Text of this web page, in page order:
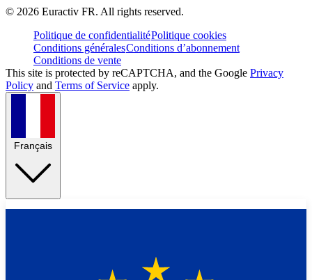
© 2026 Euractiv FR. All rights reserved.
Politique de confidentialitéPolitique cookies
Conditions généralesConditions d’abonnement
Conditions de vente
This site is protected by reCAPTCHA, and the Google Privacy
Policy and Terms of Service apply.
Français